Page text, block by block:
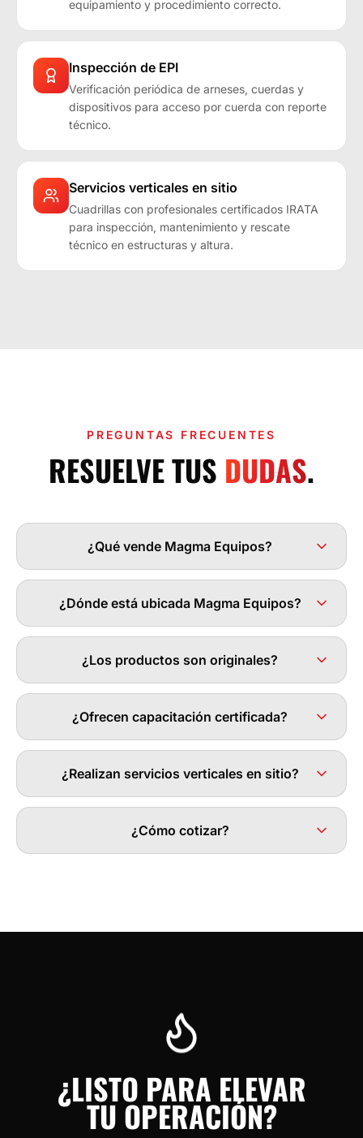
equipamiento y procedimiento correcto.
Inspección de EPI
Verificación periódica de arneses, cuerdas y
dispositivos para acceso por cuerda con reporte
técnico.
Servicios verticales en sitio
Cuadrillas con profesionales certificados IRATA
para inspección, mantenimiento y rescate
técnico en estructuras y altura.
PREGUNTAS FRECUENTES
RESUELVE TUS DUDAS.
¿Qué vende Magma Equipos?
¿Dónde está ubicada Magma Equipos?
¿Los productos son originales?
¿Ofrecen capacitación certificada?
¿Realizan servicios verticales en sitio?
¿Cómo cotizar?
¿LISTO PARA ELEVAR
TU OPERACIÓN?